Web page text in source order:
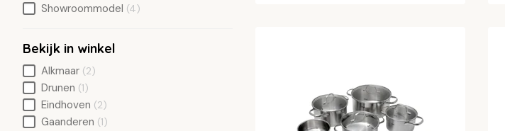
Showroommodel (4)
Bekijk in winkel
Alkmaar (2)
Drunen (1)
Eindhoven (2)
Gaanderen (1)